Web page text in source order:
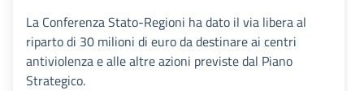
La Conferenza Stato-Regioni ha dato il via libera al
riparto di 30 milioni di euro da destinare ai centri
antiviolenza e alle altre azioni previste dal Piano
Strategico.